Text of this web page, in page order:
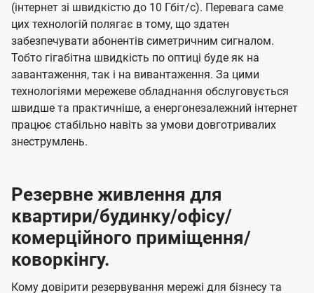
(інтернет зі швидкістю до 10 Гбіт/с). Перевага саме
цих технологій полягає в тому, що здатен
забезпечувати абонентів симетричним сигналом.
Тобто гігабітна швидкість по оптиці буде як на
завантаження, так і на вивантаження. За цими
технологіями мережеве обладнання обслуговується
швидше та практичніше, а енергонезалежний інтернет
працює стабільно навіть за умови довготривалих
знеструмлень.
Резервне живлення для
квартири/будинку/офісу/
комерційного приміщення/
коворкінгу.
Кому довірити резервування мережі для бізнесу та